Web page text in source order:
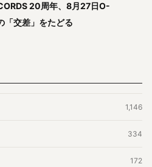
20周年、8月27日O-
交差」をたどる
1,146
334
172